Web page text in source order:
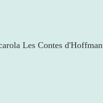
Les Contes d'Hoffman